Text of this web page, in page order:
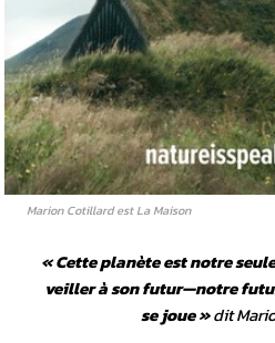
Marion Cotillard est La Maison
«Cette planète est notre
veiller à son futur—notre
se joue»dit